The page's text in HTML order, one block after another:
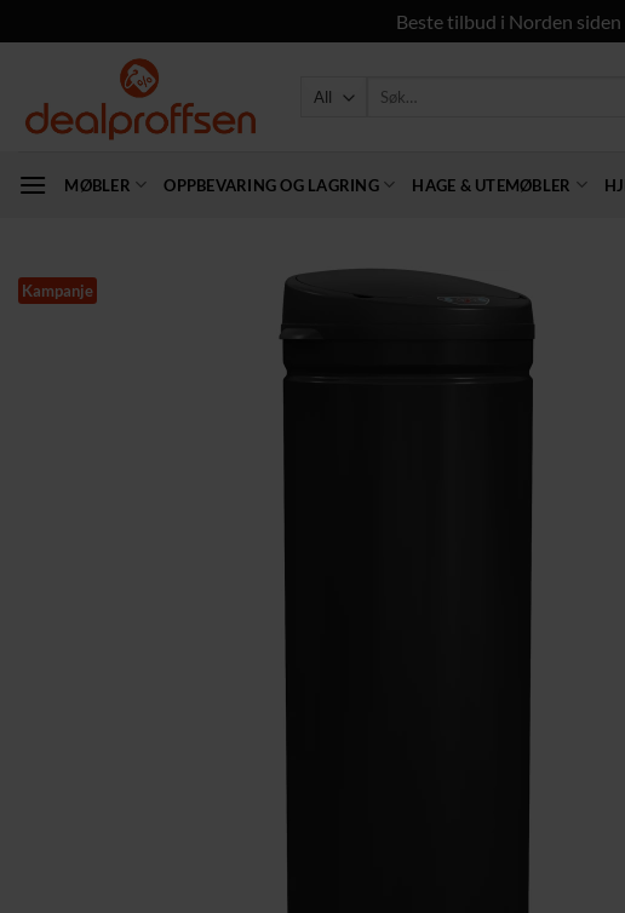
Beste tilbud i Norden
content
Søk
MØBLER OPPBEVARING OG LAGRING HAGE & UTEMØBLER
Kampanje